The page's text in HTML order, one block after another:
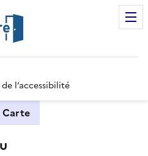
l’accessibilité
Carte